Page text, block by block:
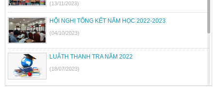
(13/11/2023)
HỘI NGHỊ TỔNG KẾT NĂM HỌC 2022-2023
(04/10/2023)
LUÂTH THANH TRA NĂM 2022
(18/07/2023)